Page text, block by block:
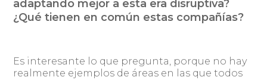
adaptando mejor a esta era disruptiva?
¿Qué tienen en común estas compañías?
Es interesante lo que pregunta, porque no hay
realmente ejemplos de áreas en las que todos